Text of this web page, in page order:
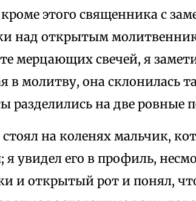
этого священника с
над открытым
мерцающих свечей, я
в молитву, она склонилась
разделились на две ровные
на коленях мальчик,
я увидел его в профиль,
и открытый рот и понял,